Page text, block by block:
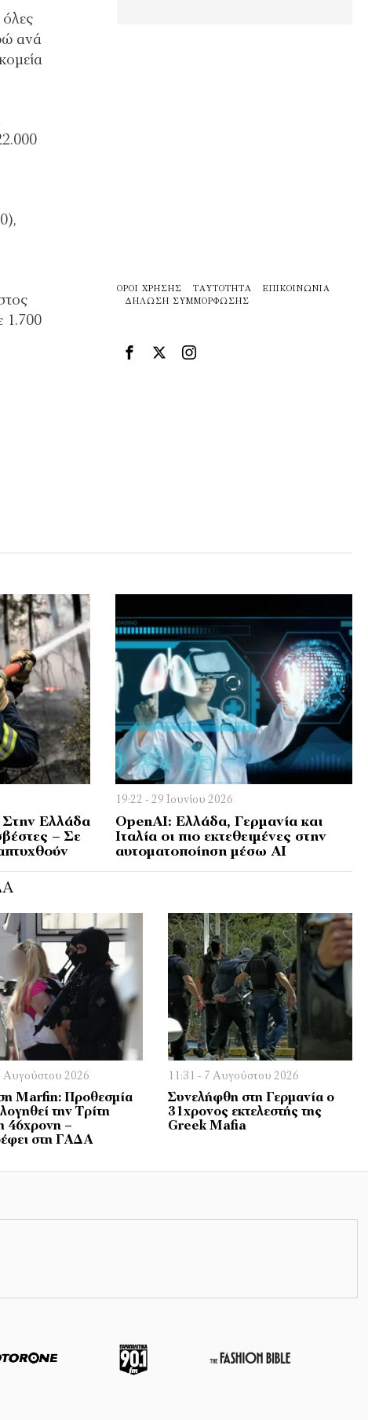
ανά
1.700
ΌΡΟΙ ΧΡΉΣΗΣ ΤΑΥΤΌΤΗΤΑ
ΕΠΙΚΟΙΝΩΝΊΑ
ΔΉΛΩΣΗ ΣΥΜΜΌΡΦΩΣΗΣ
Στην Ελλάδα
– Σε
19:22 - 29 Ιουνίου 2026
OpenAI: Ελλάδα, Γερμανία και
Ιταλία οι πιο εκτεθειμένες στην
αυτοματοποίηση μέσω AI
Αυγούστου 2026
Marfin: Προθεσμία
την Τρίτη
46χρονη –
στη ΓΑΔΑ
11:31 - 7 Αυγούστου 2026
Συνελήφθη στη Γερμανία ο
31χρονος εκτελεστής της
Greek Mafia